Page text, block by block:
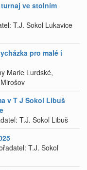
ve stolním
T.J. Sokol Lukavice
pro malé i
Marie Lurdské,
v T J Sokol Libuš
T.J. Sokol Libuš
T.J. Sokol